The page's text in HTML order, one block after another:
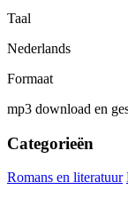
Taal
Nederlands
Formaat
mp3 download en
Categorieën
Romans en literatuur